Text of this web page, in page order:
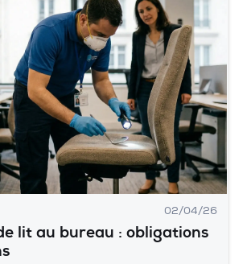
02/04/26
lit au bureau : obligations